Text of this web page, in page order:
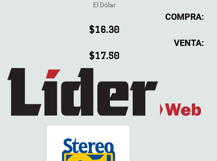
El Dólar
COMPRA:
$16.30
VENTA:
$17.50